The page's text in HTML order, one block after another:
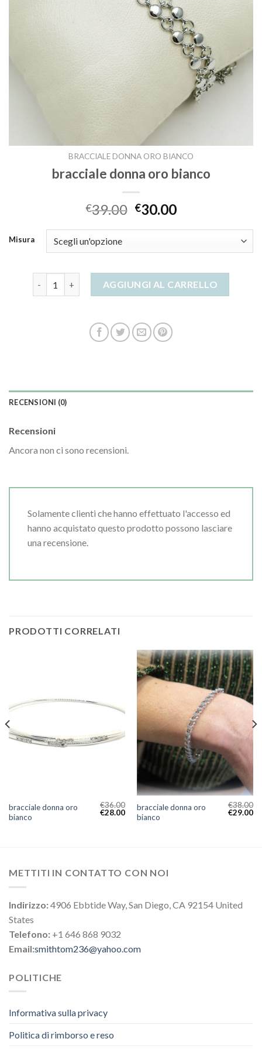
BRACCIALE DONNA ORO BIANCO
bracciale donna oro bianco
€39.00 €30.00
Misura
AGGIUNGI AL CARRELLO
RECENSIONI (0)
Recensioni
Ancora non ci sono recensioni.
Solamente clienti che hanno effettuato l'accesso ed
hanno acquistato questo prodotto possono lasciare
una recensione.
PRODOTTI CORRELATI
bracciale donna oro
bianco
€36.00
€28.00
bracciale donna oro
bianco
€38.00
€29.00
METTITI IN CONTATTO CON NOI
Indirizzo:4906 Ebbtide Way, San Diego, CA 92154 United
States
Telefono: +1 646 868 9032
Email:smithtom236@yahoo.com
POLITICHE
Informativa sulla privacy
Politica di rimborso e reso